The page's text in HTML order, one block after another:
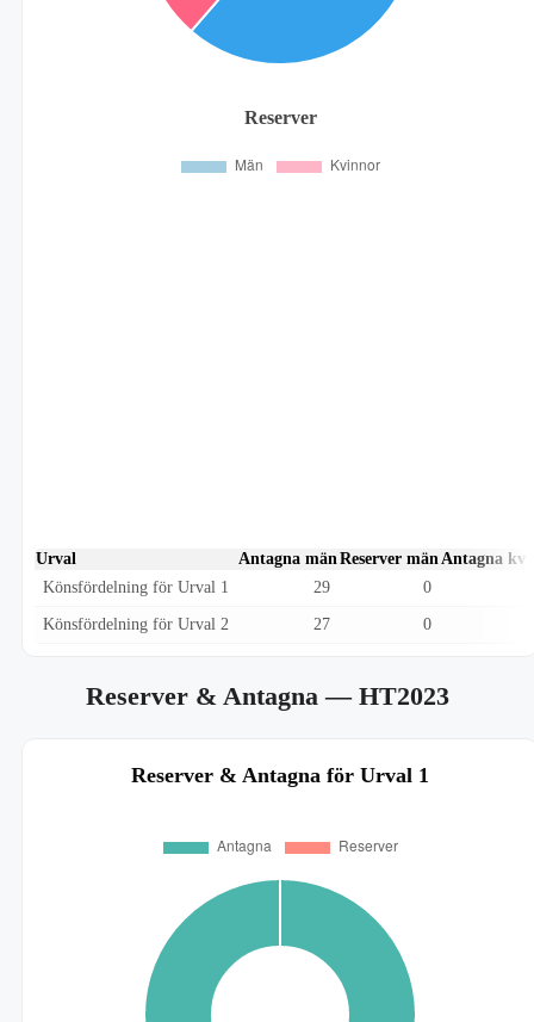
Reserver
Urval Antagna män Reserver män Antagna
Könsfördelning för Urval 1
29 0
Könsfördelning för Urval 2 27 0
Reserver & Antagna— HT2023
Reserver & Antagna för Urval 1